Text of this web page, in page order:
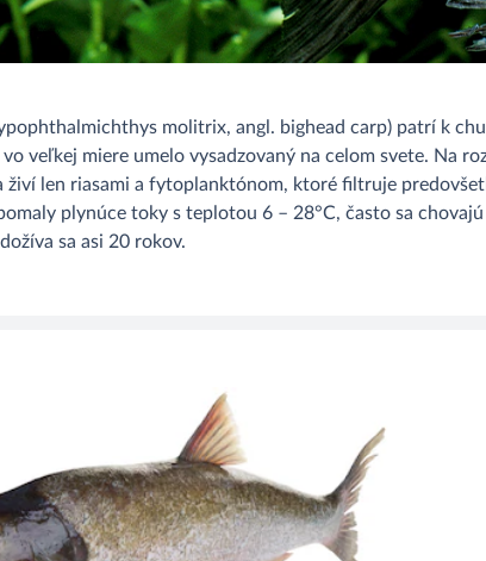
molitrix, angl. bighead carp) patrí k
vo veľkej miere umelo vysadzovaný na celom svete.
živí len riasami a fytoplanktónom, ktoré filtruje
plynúce toky s teplotou 6 – 28°C, často sa
sa asi 20 rokov.